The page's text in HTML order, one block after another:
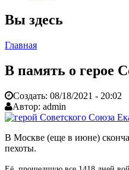
Вы здесь
Главная
В память о герое
Создать: 08/18/2021 - 20:02
Автор: admin
В Москве (еще в июне)
пехоты.